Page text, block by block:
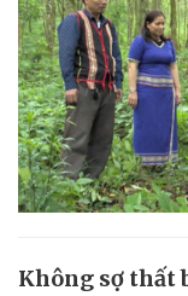
Không sợ thất